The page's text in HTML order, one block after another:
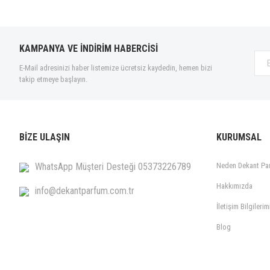
KAMPANYA VE İNDİRİM HABERCİSİ
E-Mail adresinizi haber listemize ücretsiz kaydedin, hemen bizi
takip etmeye başlayın.
BİZE ULAŞIN
WhatsApp Müşteri Desteği 05373226789
info@dekantparfum.com.tr
KURUMSAL
Neden Dekant
Hakkımızda
İletişim
Blog